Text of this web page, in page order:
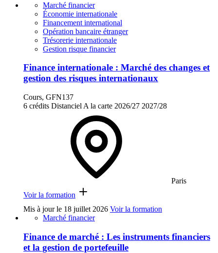
Marché financier
Économie internationale
Financement international
Opération bancaire étranger
Trésorerie internationale
Gestion risque financier
Finance internationale : Marché des changes et
gestion des risques internationaux
Cours, GFN137
6 crédits Distanciel A la carte 2026/27 2027/28
Paris
Voir la formation
Mis à jour le 18 juillet 2026 Voir la formation
Marché financier
Finance de marché : Les instruments financiers
et la gestion de portefeuille